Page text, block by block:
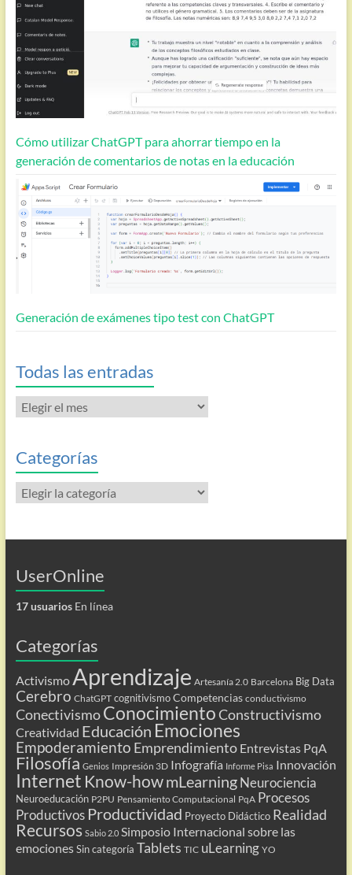
Cómo utilizar ChatGPT para ahorrar tiempo en la
generación de comentarios de notas en la educación
Generación de exámenes tipo test con ChatGPT
Todas las entradas
Todas
las
Categorías
Categorías
UserOnline
17 usuariosEn línea
Categorías
Activismo Aprendizaje Artesanía 2.0 Barcelona Big Data
Cerebro ChatGPT cognitivismo Competencias conductivismo
ConectivismoConocimientoConstructivismo
Creatividad Educación Emociones
Empoderamiento Emprendimiento Entrevistas PqA
Filosofía Genios Impresión 3D Infografía Informe Pisa Innovación
Internet Know-howmLearning Neurociencia
Neuroeducación P2PU Pensamiento Computacional PqA Procesos
Productivos Productividad Proyecto Didáctico Realidad
Recursos Sabio 2.0 Simposio Internacional sobre las
emociones Sin categoría Tablets TIC uLearning YO